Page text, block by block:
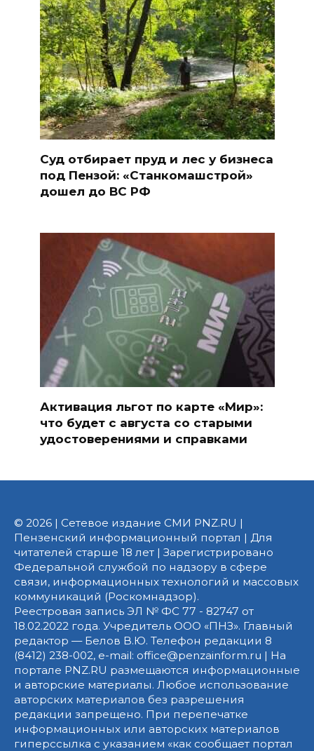
Суд отбирает пруд и лес у бизнеса
под Пензой: «Станкомашстрой»
дошел до ВС РФ
Активация льгот по карте «Мир»:
что будет с августа со старыми
удостоверениями и справками
© 2026 | Сетевое издание СМИ PNZ.RU |
Пензенский информационный портал | Для
читателей старше 18 лет | Зарегистрировано
Федеральной службой по надзору в сфере
связи, информационных технологий и массовых
коммуникаций (Роскомнадзор).
Реестровая запись ЭЛ № ФС 77 - 82747 от
18.02.2022 года. Учредитель ООО «ПНЗ». Главный
редактор — Белов В.Ю. Телефон редакции 8
(8412) 238-002, e-mail: office@penzainform.ru | На
портале PNZ.RU размещаются информационные
и авторские материалы. Любое использование
авторских материалов без разрешения
редакции запрещено. При перепечатке
информационных или авторских материалов
гиперссылка с указанием «как сообщает портал